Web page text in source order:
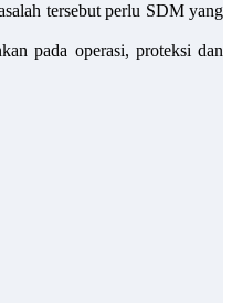
tersebut perlu SDM yang
pada operasi, proteksi dan